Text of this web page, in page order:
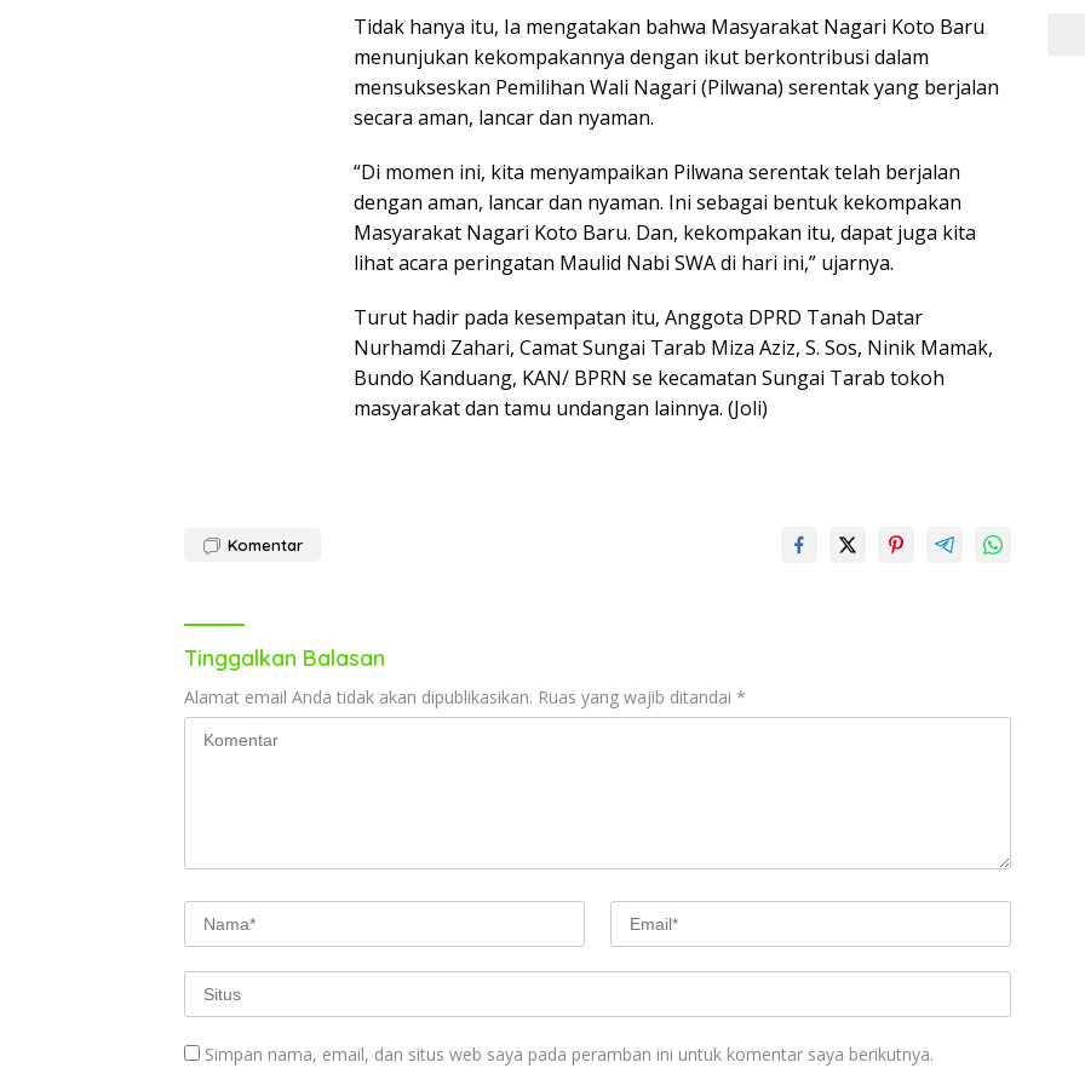
Tidak hanya itu, Ia mengatakan bahwa Masyarakat Nagari Koto Baru
menunjukan kekompakannya dengan ikut berkontribusi dalam
mensukseskan Pemilihan Wali Nagari (Pilwana) serentak yang berjalan
secara aman, lancar dan nyaman.
“Di momen ini, kita menyampaikan Pilwana serentak telah berjalan
dengan aman, lancar dan nyaman. Ini sebagai bentuk kekompakan
Masyarakat Nagari Koto Baru. Dan, kekompakan itu, dapat juga kita
lihat acara peringatan Maulid Nabi SWA di hari ini,” ujarnya.
Turut hadir pada kesempatan itu, Anggota DPRD Tanah Datar
Nurhamdi Zahari, Camat Sungai Tarab Miza Aziz, S. Sos, Ninik Mamak,
Bundo Kanduang, KAN/ BPRN se kecamatan Sungai Tarab tokoh
masyarakat dan tamu undangan lainnya. (Joli)
Komentar
Tinggalkan Balasan
Alamat email Anda tidak akan dipublikasikan. Ruas yang wajib ditandai *
Simpan nama, email, dan situs web saya pada peramban ini untuk komentar saya berikutnya.